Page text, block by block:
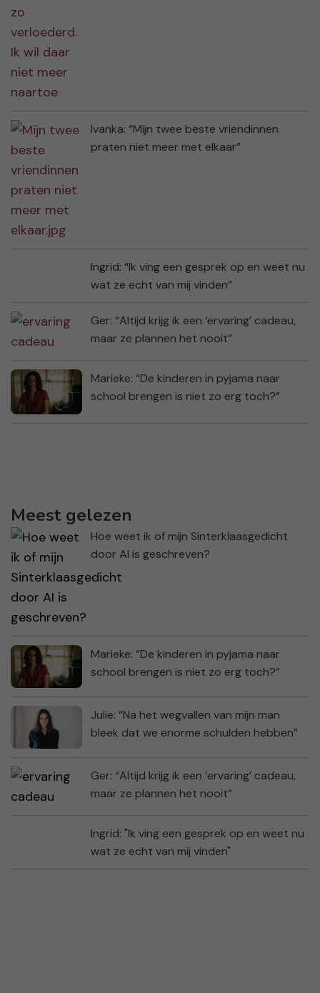
Ivanka: “Mijn twee beste vriendinnen
praten niet meer met elkaar”
Ingrid: “Ik ving een gesprek op en weet nu
wat ze echt van mij vinden”
Ger: “Altijd krijg ik een ‘ervaring’ cadeau,
maar ze plannen het nooit”
Marieke: “De kinderen in pyjama naar
school brengen is niet zo erg toch?”
Meest gelezen
Hoe weet ik of mijn Sinterklaasgedicht
door AI is geschreven?
Marieke: “De kinderen in pyjama naar
school brengen is niet zo erg toch?”
Julie: “Na het wegvallen van mijn man
bleek dat we enorme schulden hebben”
Ger: “Altijd krijg ik een ‘ervaring’ cadeau,
maar ze plannen het nooit”
Ingrid: "Ik ving een gesprek op en weet nu
wat ze echt van mij vinden"